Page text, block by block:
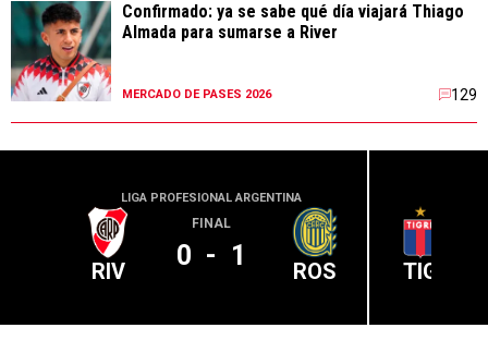
Confirmado: ya se sabe qué día viajará Thiago
Almada para sumarse a River
MERCADO DE PASES 2026 129
LIGA PROFESIONAL ARGENTINA
RIV
FINAL
0 - 1 ROS TIG